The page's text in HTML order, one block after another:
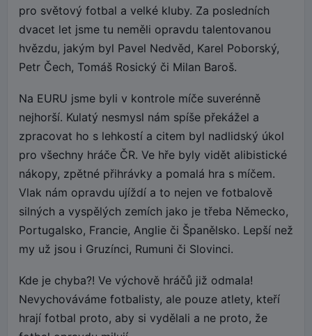
pro světový fotbal a velké kluby. Za posledních
dvacet let jsme tu neměli opravdu talentovanou
hvězdu, jakým byl Pavel Nedvěd, Karel Poborský,
Petr Čech, Tomáš Rosický či Milan Baroš.
Na EURU jsme byli v kontrole míče suverénně
nejhorší. Kulatý nesmysl nám spíše překážel a
zpracovat ho s lehkostí a citem byl nadlidský úkol
pro všechny hráče ČR. Ve hře byly vidět alibistické
nákopy, zpětné přihrávky a pomalá hra s míčem.
Vlak nám opravdu ujíždí a to nejen ve fotbalově
silných a vyspělých zemích jako je třeba Německo,
Portugalsko, Francie, Anglie či Španělsko. Lepší než
my už jsou i Gruzínci, Rumuni či Slovinci.
Kde je chyba?! Ve výchově hráčů již odmala!
Nevychováváme fotbalisty, ale pouze atlety, kteří
hrají fotbal proto, aby si vydělali a ne proto, že